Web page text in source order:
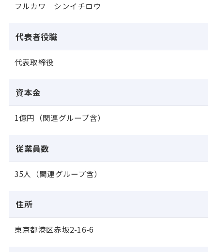
フルカワ シンイチロウ
代表者役職
代表取締役
資本金
1億円（関連グループ含）
従業員数
35人（関連グループ含）
住所
東京都港区赤坂2-16-6